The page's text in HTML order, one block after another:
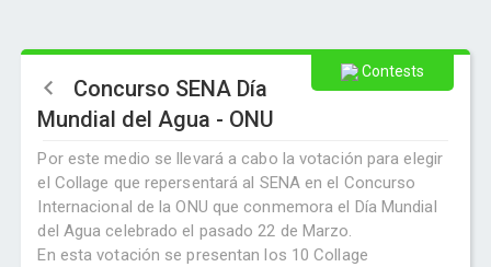
Contests
Concurso SENA Día
Mundial del Agua - ONU
Por este medio se llevará a cabo la votación para elegir
el Collage que repersentará al SENA en el Concurso
Internacional de la ONU que conmemora el Día Mundial
del Agua celebrado el pasado 22 de Marzo.
En esta votación se presentan los 10 Collage